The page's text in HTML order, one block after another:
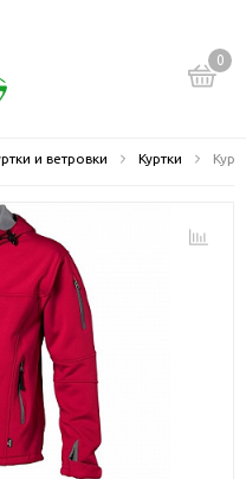
0
и ветровки Куртки